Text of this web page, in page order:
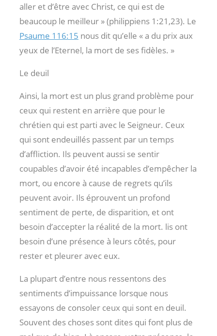
aller et d’être avec Christ, ce qui est de
beaucoup le meilleur » (philippiens 1:21,23). Le
Psaume 116:15 nous dit qu’elle « a du prix aux
yeux de l’Eternel, la mort de ses fidèles. »
Le deuil
Ainsi, la mort est un plus grand problème pour
ceux qui restent en arrière que pour le
chrétien qui est parti avec le Seigneur. Ceux
qui sont endeuillés passent par un temps
d’affliction. Ils peuvent aussi se sentir
coupables d’avoir été incapables d’empêcher la
mort, ou encore à cause de regrets qu’ils
peuvent avoir. Ils éprouvent un profond
sentiment de perte, de disparition, et ont
besoin d’accepter la réalité de la mort. lis ont
besoin d’une présence à leurs côtés, pour
rester et pleurer avec eux.
La plupart d’entre nous ressentons des
sentiments d’impuissance lorsque nous
essayons de consoler ceux qui sont en deuil.
Souvent des choses sont dites qui font plus de